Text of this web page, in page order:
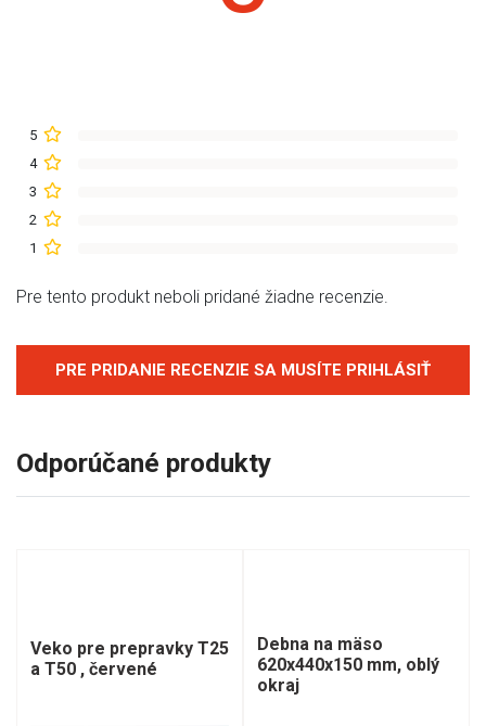
5
4
3
2
1
Pre tento produkt neboli pridané žiadne recenzie.
PRE PRIDANIE RECENZIE SA MUSÍTE PRIHLÁSIŤ
Odporúčané produkty
Veko pre prepravky T25
a T50 , červené
Debna na mäso
620x440x150 mm, oblý
okraj